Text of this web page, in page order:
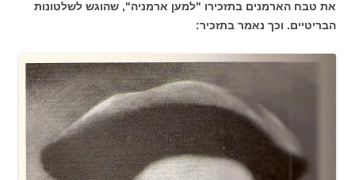
את טבח הארמנים בתזכירו "למען ארמניה", שהוגש לשלטונות
הבריטיים. וכך נאמר בתזכיר: